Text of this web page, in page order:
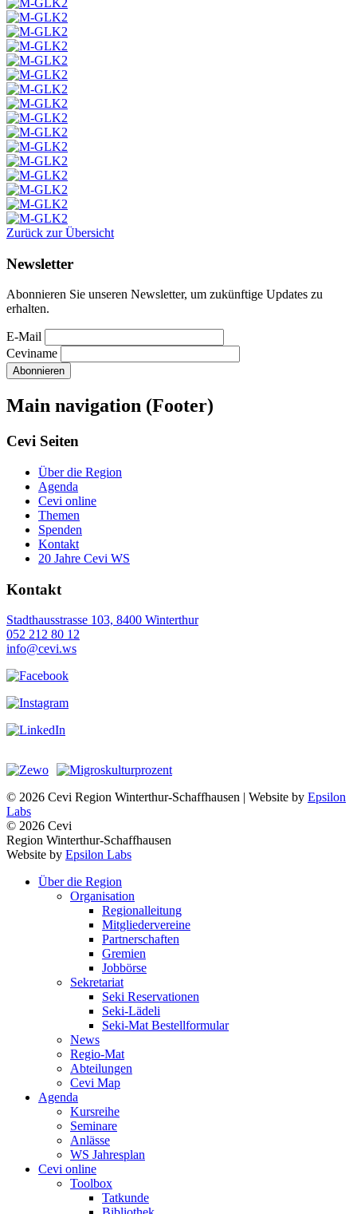
Zurück zur Übersicht
Newsletter
Abonnieren Sie unseren Newsletter, um zukünftige Updates zu
erhalten.
E-Mail
Ceviname
Main navigation (Footer)
Cevi Seiten
Über die Region
Agenda
Cevi online
Themen
Spenden
Kontakt
20 Jahre Cevi WS
Kontakt
Stadthausstrasse 103, 8400 Winterthur
052 212 80 12
info@cevi.ws
© 2026 Cevi Region Winterthur-Schaffhausen | Website by Epsilon
Labs
© 2026 Cevi
Region Winterthur-Schaffhausen
Website by Epsilon Labs
Über die Region
Organisation
Regionalleitung
Mitgliedervereine
Partnerschaften
Gremien
Jobbörse
Sekretariat
Seki Reservationen
Seki-Lädeli
Seki-Mat Bestellformular
News
Regio-Mat
Abteilungen
Cevi Map
Agenda
Kursreihe
Seminare
Anlässe
WS Jahresplan
Cevi online
Toolbox
Tatkunde